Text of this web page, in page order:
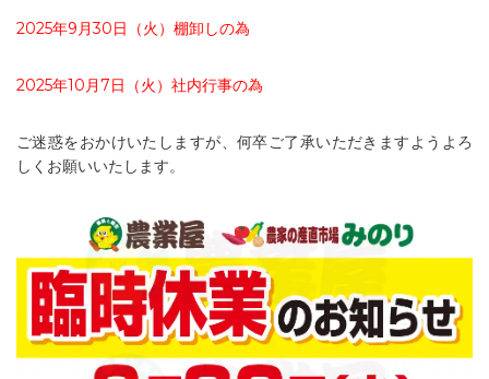
2025年9月30日（火）棚卸しの為
2025年10月7日（火）社内行事の為
ご迷惑をおかけいたしますが、何卒ご了承いただきますようよろ
しくお願いいたします。